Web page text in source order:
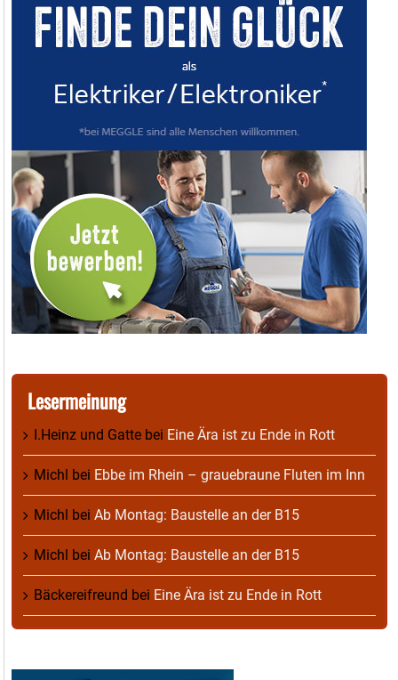
Lesermeinung
I.Heinz und Gatte bei Eine Ära ist zu Ende in Rott
Michl bei Ebbe im Rhein – grauebraune Fluten im Inn
Michl bei Ab Montag: Baustelle an der B15
Michl bei Ab Montag: Baustelle an der B15
Bäckereifreund bei Eine Ära ist zu Ende in Rott